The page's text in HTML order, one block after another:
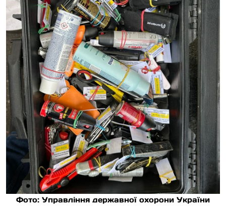
Фото: Управління державної охорони України